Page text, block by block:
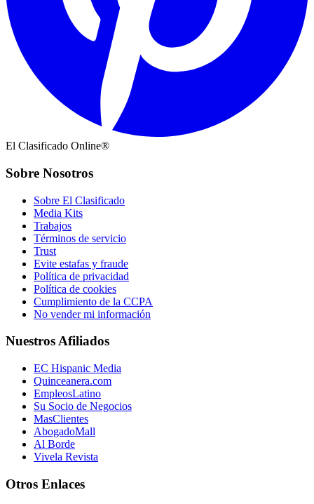
El Clasificado Online®
Sobre Nosotros
Sobre El Clasificado
Media Kits
Trabajos
Términos de servicio
Trust
Evite estafas y fraude
Política de privacidad
Política de cookies
Cumplimiento de la CCPA
No vender mi información
Nuestros Afiliados
EC Hispanic Media
Quinceanera.com
EmpleosLatino
Su Socio de Negocios
MasClientes
AbogadoMall
Al Borde
Vivela Revista
Otros Enlaces